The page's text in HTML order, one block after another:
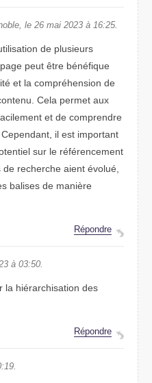
le 26 mai 2023 à 16:25.
de plusieurs
peut être bénéfique
et la compréhension de
Cela permet aux
et de comprendre
il est important
sur le référencement
recherche aient évolué,
balises de manière
Répondre
à 03:50.
la hiérarchisation des
Répondre